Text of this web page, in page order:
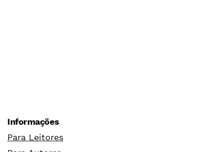
Informações
Para Leitores